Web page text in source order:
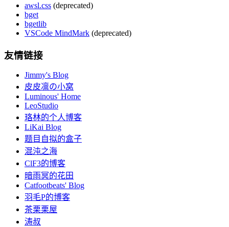
awsl.css (deprecated)
bget
bgetlib
VSCode MindMark (deprecated)
友情链接
Jimmy's Blog
皮皮凛の小窝
Luminous' Home
LeoStudio
珞林的个人博客
LiKai Blog
题目自拟的盒子
混沌之海
ClF3的博客
暗雨冥的花田
Catfootbeats' Blog
羽毛P的博客
茶栗栗屋
涛叔